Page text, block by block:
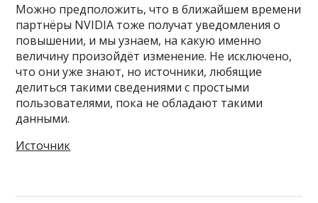
Можно предположить, что в ближайшем времени
партнёры NVIDIA тоже получат уведомления о
повышении, и мы узнаем, на какую именно
величину произойдёт изменение. Не исключено,
что они уже знают, но источники, любящие
делиться такими сведениями с простыми
пользователями, пока не обладают такими
данными.
Источник